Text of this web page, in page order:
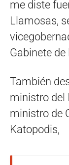
me diste
Llamosas,
Gabinete
También
ministro del
ministro de
Katopodis,